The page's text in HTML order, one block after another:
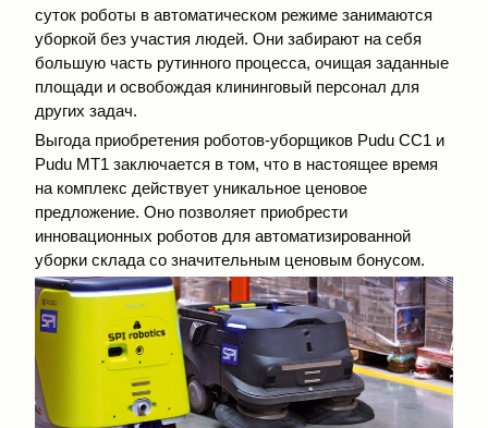
суток роботы в автоматическом режиме занимаются
уборкой без участия людей. Они забирают на себя
большую часть рутинного процесса, очищая заданные
площади и освобождая клининговый персонал для
других задач.
Выгода приобретения роботов-уборщиков Pudu СС1 и
Pudu МТ1 заключается в том, что в настоящее время
на комплекс действует уникальное ценовое
предложение. Оно позволяет приобрести
инновационных роботов для автоматизированной
уборки склада со значительным ценовым бонусом.